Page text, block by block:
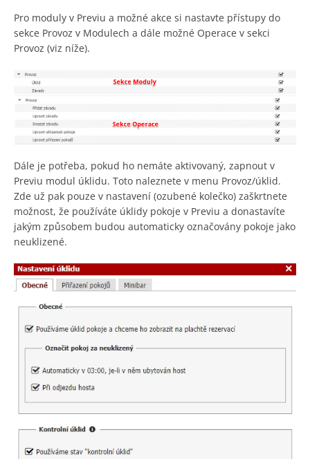
Pro moduly v Previu a možné akce si nastavte přístupy do
sekce Provoz v Modulech a dále možné Operace v sekci
Provoz (viz níže).
Dále je potřeba, pokud ho nemáte aktivovaný, zapnout v
Previu modul úklidu. Toto naleznete v menu Provoz/úklid.
Zde už pak pouze v nastavení (ozubené kolečko) zaškrtnete
možnost, že používáte úklidy pokoje v Previu a donastavíte
jakým způsobem budou automaticky označovány pokoje jako
neuklizené.